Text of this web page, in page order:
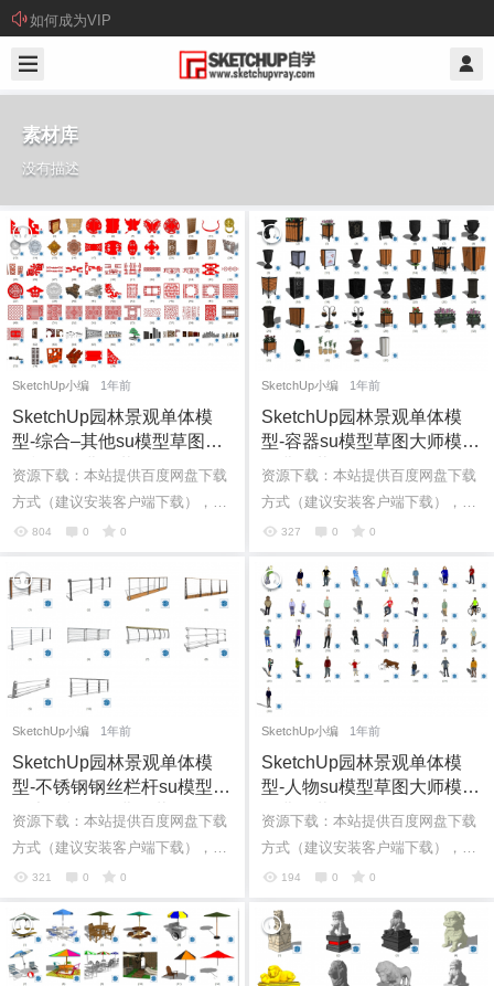
如何成为VIP
素材库
没有描述
SketchUp小编 1年前
SketchUp园林景观单体模
型-综合–其他su模型草图大
师模型免费下载20250222
资源下载：本站提供百度网盘下载
方式（建议安装客户端下载），如
果网盘下载链接失效请在评论区留
个人微...
804 0 0
SketchUp小编 1年前
SketchUp园林景观单体模
型-容器su模型草图大师模型
免费下载20250221
资源下载：本站提供百度网盘下载
方式（建议安装客户端下载），如
果网盘下载链接失效请在评论区留
个人微...
327 0 0
SketchUp小编 1年前
SketchUp园林景观单体模
型-不锈钢钢丝栏杆su模型草
图大师模型免费下载202502
资源下载：本站提供百度网盘下载
方式（建议安装客户端下载），如
果网盘下载链接失效请在评论区留
个人微...
321 0 0
SketchUp小编 1年前
SketchUp园林景观单体模
型-人物su模型草图大师模型
免费下载20250219
资源下载：本站提供百度网盘下载
方式（建议安装客户端下载），如
果网盘下载链接失效请在评论区留
个人微...
194 0 0